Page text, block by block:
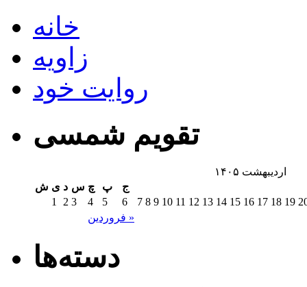
خانه
زاویه
روایت خود
تقویم شمسی
اردیبهشت ۱۴۰۵
ش ی د س چ پ ج
فروردین »
1 2 3 4 5 6 7 8 9 10 11 12 13 14 15 16 17 18 19
دسته‌ها